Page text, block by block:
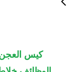
كيس العجن